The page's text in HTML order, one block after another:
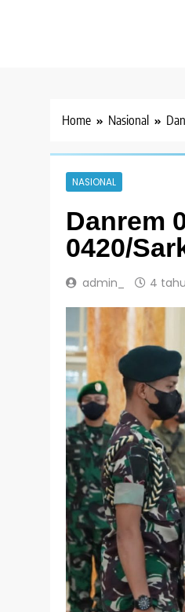
Home Nasional
NASIONAL
Danrem
0420/
admin_ 4